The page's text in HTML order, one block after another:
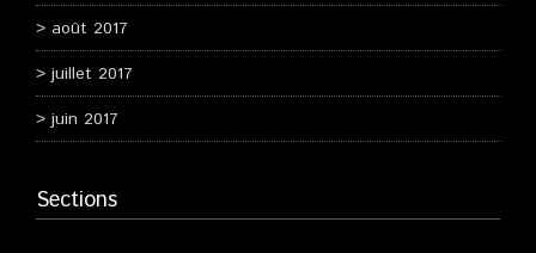
août 2017
juillet 2017
juin 2017
Sections